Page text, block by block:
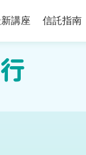
講座 信託指南